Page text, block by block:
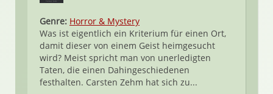
Genre: Horror & Mystery
Was ist eigentlich ein Kriterium für einen Ort,
damit dieser von einem Geist heimgesucht
wird? Meist spricht man von unerledigten
Taten, die einen Dahingeschiedenen
festhalten. Carsten Zehm hat sich zu...